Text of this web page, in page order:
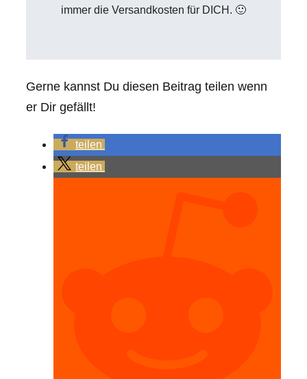
immer die Versandkosten für DICH. 🙂
Gerne kannst Du diesen Beitrag teilen wenn
er Dir gefällt!
teilen
teilen